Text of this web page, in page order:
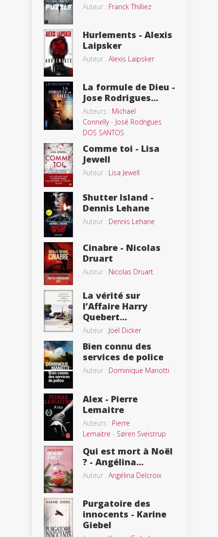
Auteur : Franck Thilliez
Hurlements - Alexis
Laipsker
Auteur : Alexis Laipsker
La formule de Dieu -
Jose Rodrigues...
Auteurs : Michael
Connelly- José Rodrigues
DOS SANTOS
Comme toi - Lisa
Jewell
Auteur : Lisa Jewell
Shutter Island -
Dennis Lehane
Auteur : Dennis Lehane
Cinabre - Nicolas
Druart
Auteur : Nicolas Druart
La vérité sur
l’Affaire Harry
Quebert...
Auteur : Joël Dicker
Bien connu des
services de police
Auteur : Dominique Manotti
Alex - Pierre
Lemaitre
Auteurs : Pierre
Lemaitre - Søren Sveistrup
Qui est mort à Noël
? - Angélina...
Auteur : Angélina Delcroix
Purgatoire des
innocents - Karine
Giebel